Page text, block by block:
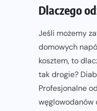
Dlaczego
Jeśli możemy
domowych
kosztem, to
tak drogie?
Profesjonalne
węglowodanów